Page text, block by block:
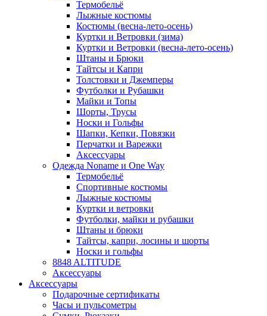
Термобельё
Лыжные костюмы
Костюмы (весна-лето-осень)
Куртки и Ветровки (зима)
Куртки и Ветровки (весна-лето-осень)
Штаны и Брюки
Тайтсы и Капри
Толстовки и Джемперы
Футболки и Рубашки
Майки и Топы
Шорты, Трусы
Носки и Гольфы
Шапки, Кепки, Повязки
Перчатки и Варежки
Аксессуары
Одежда Noname и One Way
Термобельё
Спортивные костюмы
Лыжные костюмы
Куртки и ветровки
Футболки, майки и рубашки
Штаны и брюки
Тайтсы, капри, лосины и шорты
Носки и гольфы
8848 ALTITUDE
Аксессуары
Аксессуары
Подарочные сертификаты
Часы и пульсометры